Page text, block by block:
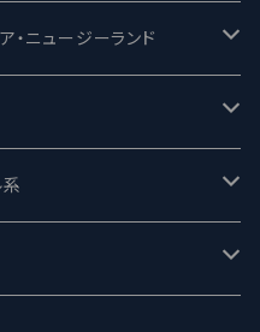
Brewing
アス
ン
ークネス
・ニュージーランド
ッジー
レーターズ